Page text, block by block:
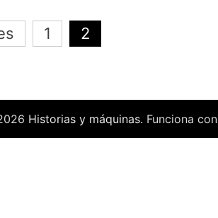
1 2
Historias y máquinas. Funciona con